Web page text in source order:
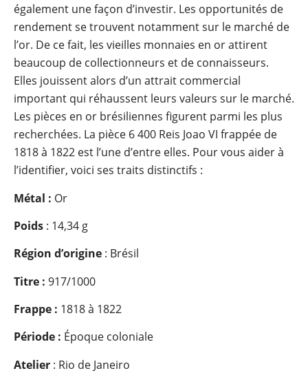
également une façon d’investir. Les opportunités de
rendement se trouvent notamment sur le marché de
l’or. De ce fait, les vieilles monnaies en or attirent
beaucoup de collectionneurs et de connaisseurs.
Elles jouissent alors d’un attrait commercial
important qui réhaussent leurs valeurs sur le marché.
Les pièces en or brésiliennes figurent parmi les plus
recherchées. La pièce 6 400 Reis Joao VI frappée de
1818 à 1822 est l’une d’entre elles. Pour vous aider à
l’identifier, voici ses traits distinctifs :
Métal : Or
Poids : 14,34 g
Région d’origine : Brésil
Titre : 917/1000
Frappe : 1818 à 1822
Période : Époque coloniale
Atelier : Rio de Janeiro